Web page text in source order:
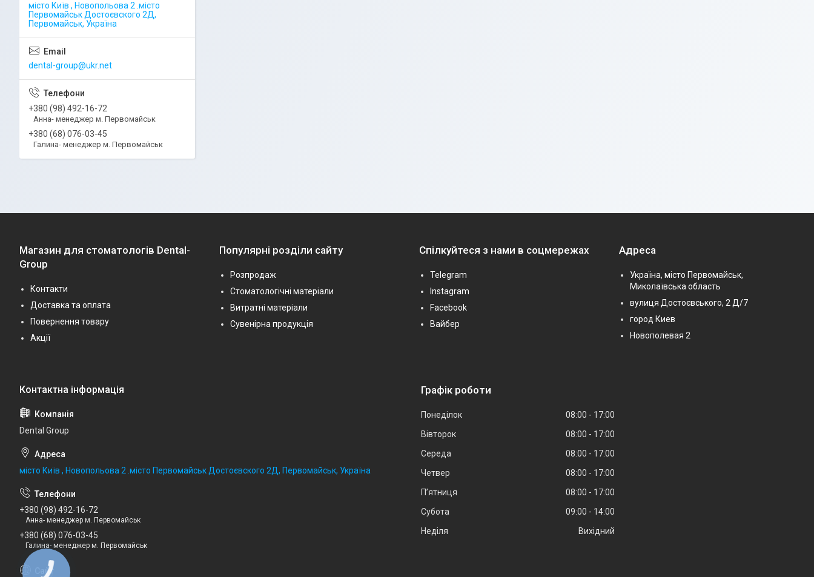
місто Київ , Новопольова 2 .місто
Первомайськ Достоєвского 2Д,
Первомайськ, Україна
dental-group@ukr.net
+380 (98) 492-16-72
Анна- менеджер м. Первомайськ
+380 (68) 076-03-45
Галина- менеджер м. Первомайськ
Магазин для стоматологів Dental-
Group
Контакти
Доставка та оплата
Повернення товару
Акції
Популярні розділи сайту
Розпродаж
Стоматологічні матеріали
Витратні матеріали
Сувенірна продукція
Спілкуйтеся з нами в соцмережах
Telegram
Instagram
Facebook
Вайбер
Адреса
Україна, місто Первомайськ,
Миколаївська область
вулиця Достоєвського, 2 Д/7
город Киев
Новополевая 2
Dental Group
місто Київ , Новопольова 2 .місто Первомайськ Достоєвского 2Д, Первомайськ, Україна
+380 (98) 492-16-72
Анна- менеджер м. Первомайськ
+380 (68) 076-03-45
Галина- менеджер м. Первомайськ
Графік роботи
Понеділок 08:00
17:00
Вівторок
08:00
17:00
Середа
08:00
17:00
Четвер
08:00
17:00
Пʼятниця
08:00
17:00
Субота
09:00
14:00
Неділя
Вихідний